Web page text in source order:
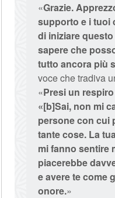
«Grazie.
supporto e i tuoi
di iniziare
sapere che
tutto ancora più
voce che tradiva
«Presi un
«[b]Sai, non mi
persone con cui
tante cose. La
mi fanno sentire
piacerebbe
e avere te come
onore.»